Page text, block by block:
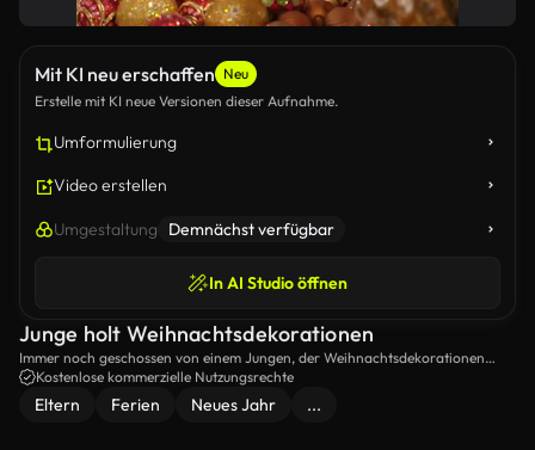
Mit KI neu erschaffen Neu
Erstelle mit KI neue Versionen dieser Aufnahme.
Umformulierung
Video erstellen
Umgestaltung Demnächst verfügbar
In AI Studio öffnen
Junge holt Weihnachtsdekorationen
Immer noch geschossen von einem Jungen, der Weihnachtsdekorationen
holt.Kostenlose kommerzielle Nutzungsrechte
Eltern Ferien Neues Jahr ...